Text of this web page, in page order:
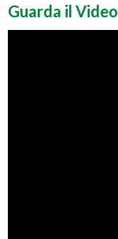
Guarda il Video